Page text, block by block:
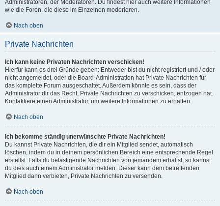
Administratoren, der Moderatoren. Du findest hier auch weitere Informationen
wie die Foren, die diese im Einzelnen moderieren.
Nach oben
Private Nachrichten
Ich kann keine Privaten Nachrichten verschicken!
Hierfür kann es drei Gründe geben: Entweder bist du nicht registriert und / oder
nicht angemeldet, oder die Board-Administration hat Private Nachrichten für
das komplette Forum ausgeschaltet. Außerdem könnte es sein, dass der
Administrator dir das Recht, Private Nachrichten zu verschicken, entzogen hat.
Kontaktiere einen Administrator, um weitere Informationen zu erhalten.
Nach oben
Ich bekomme ständig unerwünschte Private Nachrichten!
Du kannst Private Nachrichten, die dir ein Mitglied sendet, automatisch
löschen, indem du in deinem persönlichen Bereich eine entsprechende Regel
erstellst. Falls du belästigende Nachrichten von jemandem erhältst, so kannst
du dies auch einem Administrator melden. Dieser kann dem betreffenden
Mitglied dann verbieten, Private Nachrichten zu versenden.
Nach oben